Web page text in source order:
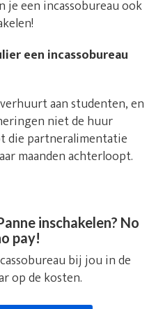
je een incassobureau ook
een incassobureau
aan studenten, en
niet de huur
die partneralimentatie
maanden achterloopt.
inschakelen? No
pay!
bij jou in de
op de kosten.